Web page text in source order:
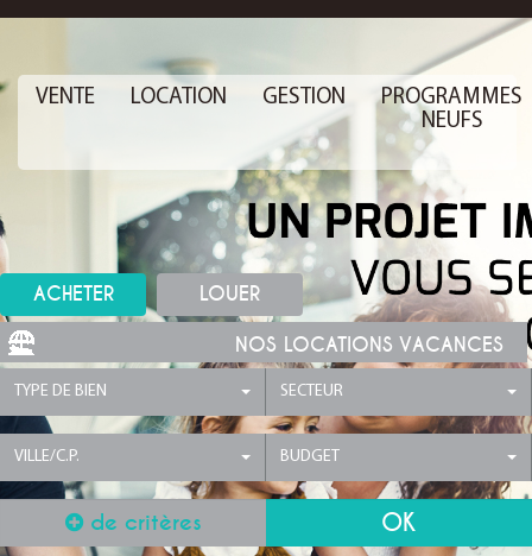
VENTE LOCATION GESTION
PROGRAMMES
NEUFS
ACHETER LOUER
NOS LOCATIONS VACANCES
TYPE DE BIEN SECTEUR
VILLE/C.P. BUDGET
de critères